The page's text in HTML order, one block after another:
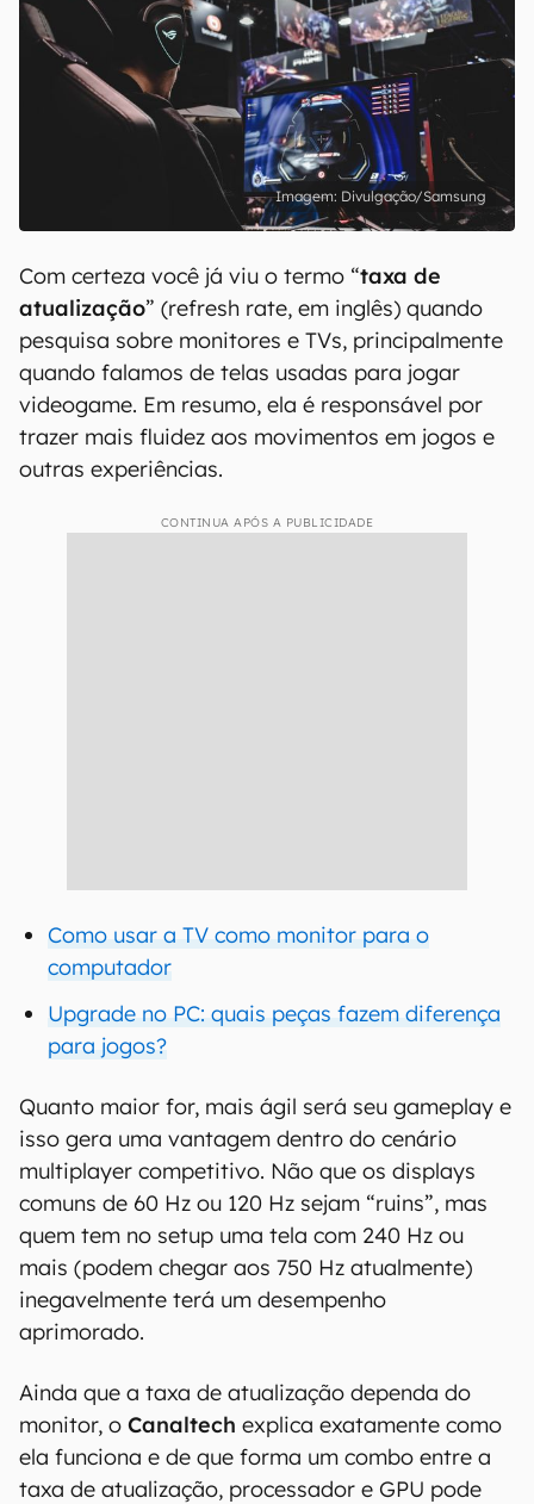
Divulgação/Samsung
Com certeza você já viu o termo “taxa de
atualização” (refresh rate, em inglês) quando
pesquisa sobre monitores e TVs, principalmente
quando falamos de telas usadas para jogar
videogame. Em resumo, ela é responsável por
trazer mais fluidez aos movimentos em jogos e
outras experiências.
CONTINUA APÓS A PUBLICIDADE
Como usar a TV como monitor para o
computador
Upgrade no PC: quais peças fazem diferença
para jogos?
Quanto maior for, mais ágil será seu gameplay e
isso gera uma vantagem dentro do cenário
multiplayer competitivo. Não que os displays
comuns de 60 Hz ou 120 Hz sejam “ruins”, mas
quem tem no setup uma tela com 240 Hz ou
mais (podem chegar aos 750 Hz atualmente)
inegavelmente terá um desempenho
aprimorado.
Ainda que a taxa de atualização dependa do
monitor, o Canaltech explica exatamente como
ela funciona e de que forma um combo entre a
taxa de atualização, processador e GPU pode